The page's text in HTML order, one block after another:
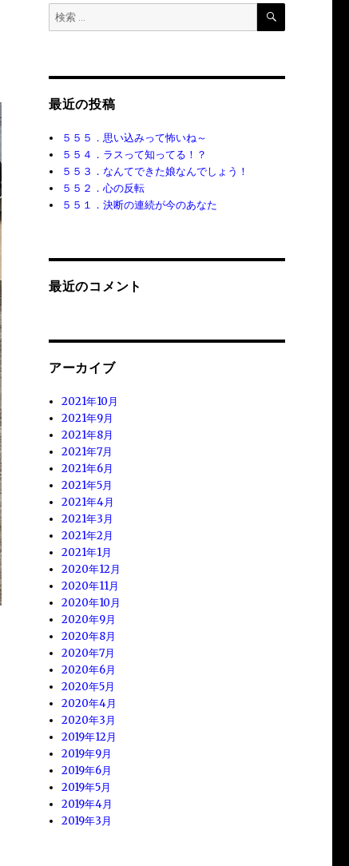
検
索:
検
最近の投稿
５５５．思い込みって怖いね～
５５４．ラスって知ってる！？
５５３．なんてできた娘なんでしょう！
５５２．心の反転
５５１．決断の連続が今のあなた
最近のコメント
アーカイブ
2021年10月
2021年9月
2021年8月
2021年7月
2021年6月
2021年5月
2021年4月
2021年3月
2021年2月
2021年1月
2020年12月
2020年11月
2020年10月
2020年9月
2020年8月
2020年7月
2020年6月
2020年5月
2020年4月
2020年3月
2019年12月
2019年9月
2019年6月
2019年5月
2019年4月
2019年3月